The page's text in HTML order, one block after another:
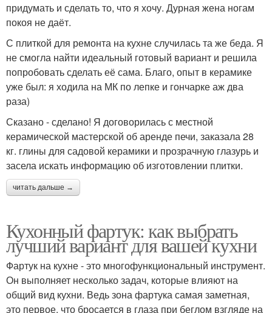
придумать и сделать то, что я хочу. Дурная жена ногам
покоя не даёт.
С плиткой для ремонта на кухне случилась та же беда. Я
не смогла найти идеальный готовый вариант и решила
попробовать сделать её сама. Благо, опыт в керамике
уже был: я ходила на МК по лепке и гончарке аж два
раза)
Сказано - сделано! Я договорилась с местной
керамической мастерской об аренде печи, заказала 28
кг. глины для садовой керамики и прозрачную глазурь и
засела искать информацию об изготовлении плитки.
читать дальше →
Кухонный фартук: как выбрать
лучший вариант для вашей кухни
Фартук на кухне - это многофункциональный инструмент.
Он выполняет несколько задач, которые влияют на
общий вид кухни. Ведь зона фартука самая заметная,
это первое, что бросается в глаза при беглом взгляде на